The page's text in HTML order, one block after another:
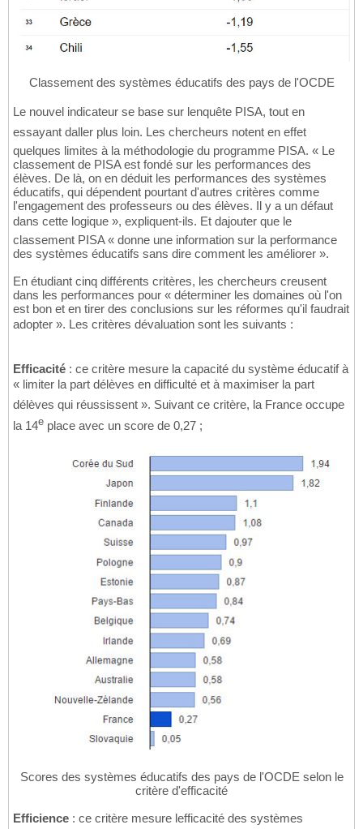
Classement des systèmes éducatifs des pays de l'OCDE
Le nouvel indicateur se base sur lenquête PISA, tout en
essayant daller plus loin. Les chercheurs notent en effet
quelques limites à la méthodologie du programme PISA. « Le
classement de PISA est fondé sur les performances des
élèves. De là, on en déduit les performances des systèmes
éducatifs, qui dépendent pourtant d'autres critères comme
l'engagement des professeurs ou des élèves. Il y a un défaut
dans cette logique », expliquent-ils. Et dajouter que le
classement PISA « donne une information sur la performance
des systèmes éducatifs sans dire comment les améliorer ».
En étudiant cinq différents critères, les chercheurs creusent
dans les performances pour « déterminer les domaines où l'on
est bon et en tirer des conclusions sur les réformes qu'il faudrait
adopter ». Les critères dévaluation sont les suivants :
Efficacité : ce critère mesure la capacité du système éducatif à
« limiter la part délèves en difficulté et à maximiser la part
délèves qui réussissent ». Suivant ce critère, la France occupe
la 14e place avec un score de 0,27 ;
Scores des systèmes éducatifs des pays de l'OCDE selon le
critère d'efficacité
Efficience : ce critère mesure lefficacité des systèmes